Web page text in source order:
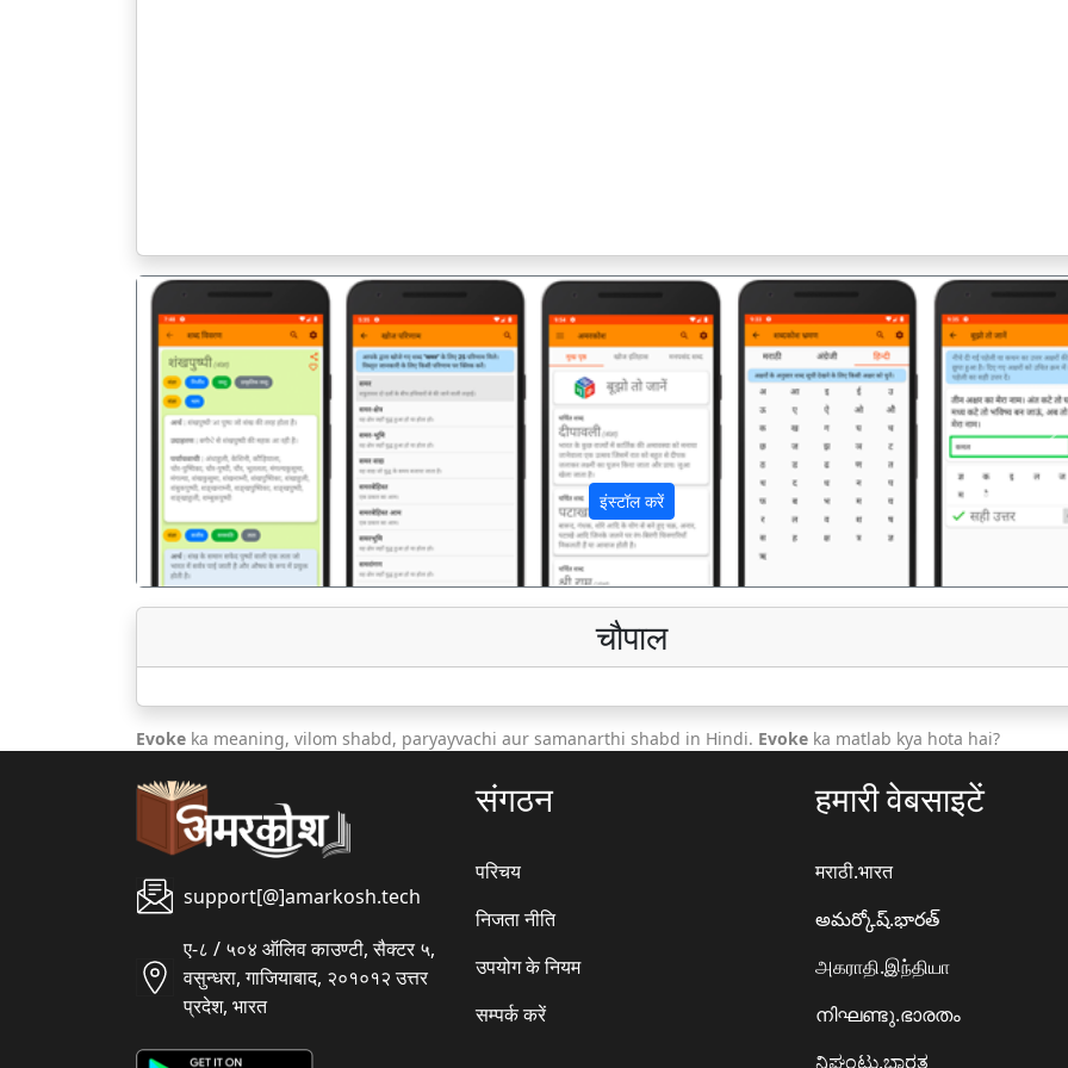
इंस्टॉल करें
पिछला
चौपाल
Evoke ka meaning, vilom shabd, paryayvachi aur samanarthi shabd in Hindi. Evoke ka matlab kya hota hai?
support[@]amarkosh.tech
ए-८ / ५०४ ऑलिव काउण्टी, सैक्टर ५,
वसुन्धरा, गाजियाबाद, २०१०१२ उत्तर
प्रदेश, भारत
संगठन
परिचय
निजता नीति
उपयोग के नियम
सम्पर्क करें
हमारी वेबसाइटें
मराठी.भारत
అమర్కోష్.భారత్
அகராதி.இந்தியா
നിഘണ്ടു.ഭാരതം
ನಿಘಂಟು.ಭಾರತ